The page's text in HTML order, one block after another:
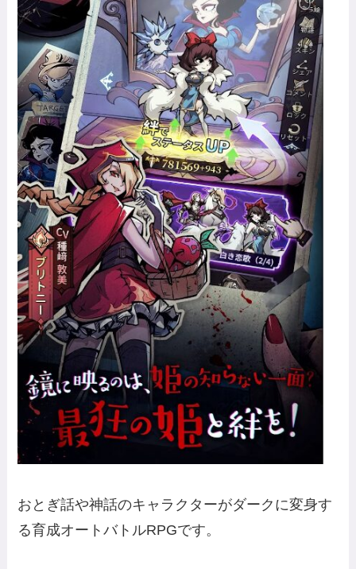
おとぎ話や神話のキャラクターがダークに変身す
る育成オートバトルRPGです。